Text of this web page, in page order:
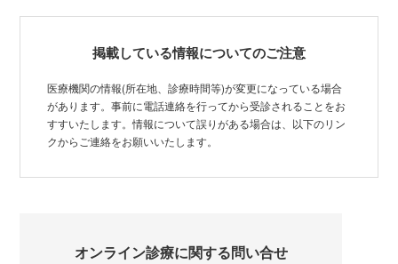
掲載している情報についてのご注意
医療機関の情報(所在地、診療時間等)が変更になっている場合
があります。事前に電話連絡を行ってから受診されることをお
すすいたします。情報について誤りがある場合は、以下のリン
クからご連絡をお願いいたします。
オンライン診療に関する問い合せ